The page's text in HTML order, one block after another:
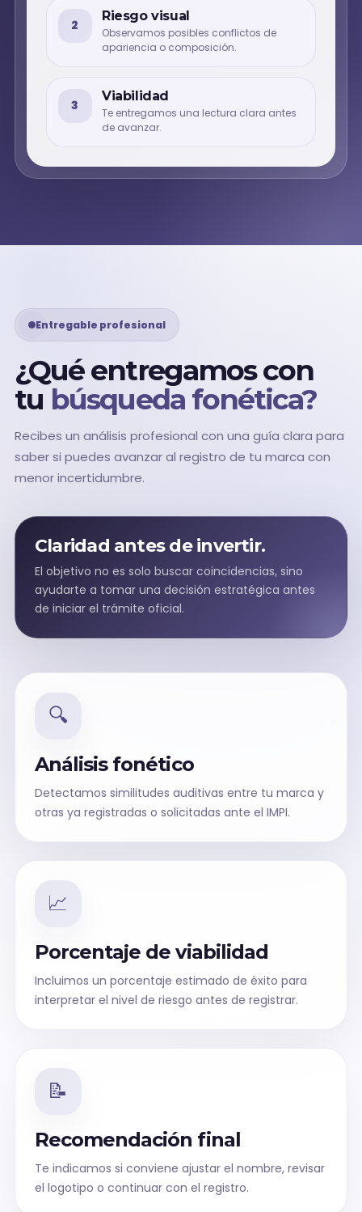
2
Riesgo visual
Observamos posibles conflictos de
apariencia o composición.
3
Viabilidad
Te entregamos una lectura clara antes
de avanzar.
Entregable profesional
¿Qué entregamos con
tu búsqueda fonética?
Recibes un análisis profesional con una guía clara para
saber si puedes avanzar al registro de tu marca con
menor incertidumbre.
Claridad antes de invertir.
El objetivo no es solo buscar coincidencias, sino
ayudarte a tomar una decisión estratégica antes
de iniciar el trámite oficial.
🔍
Análisis fonético
Detectamos similitudes auditivas entre tu marca y
otras ya registradas o solicitadas ante el IMPI.
📈
Porcentaje de viabilidad
Incluimos un porcentaje estimado de éxito para
interpretar el nivel de riesgo antes de registrar.
📝
Recomendación final
Te indicamos si conviene ajustar el nombre, revisar
el logotipo o continuar con el registro.